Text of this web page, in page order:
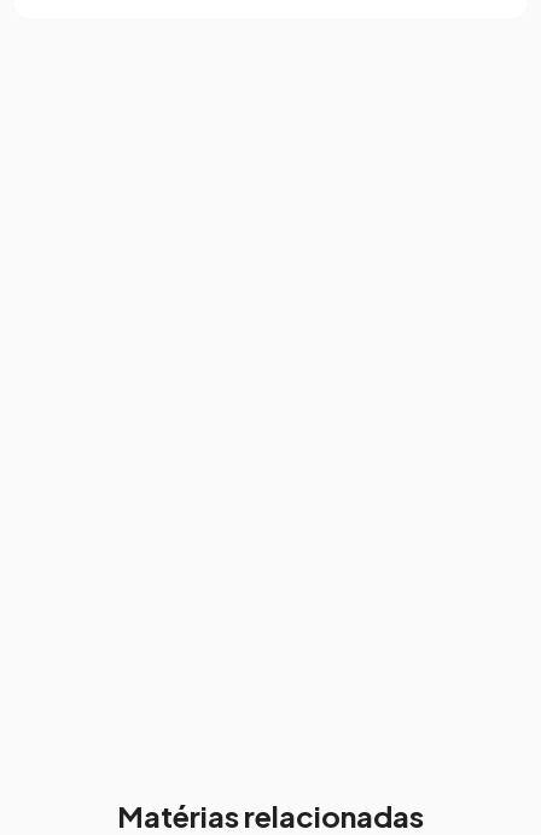
Matérias relacionadas